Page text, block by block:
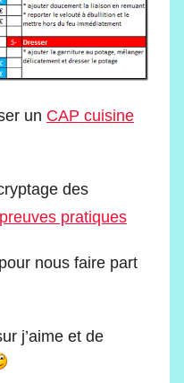
un CAP cuisine
des
pratiques
nous faire part
j’aime et de